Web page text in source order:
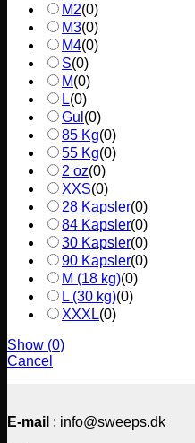
M2(0)
M3(0)
M4(0)
S(0)
M(0)
L(0)
Gul (0)
85 Kg(0)
55 Kg(0)
2 oz(0)
XXS(0)
28 Kapsler(0)
84 Kapsler(0)
30 Kapsler(0)
90 Kapsler(0)
M (18 kg)(0)
L (30 kg)(0)
XXXL(0)
Show (0)
Cancel
E-mail : info@sweeps.dk